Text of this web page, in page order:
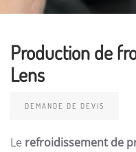
Production de
Lens
DEMANDE DE DEVIS
Le refroidissement de